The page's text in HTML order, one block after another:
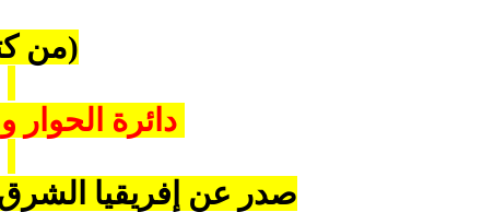
(من
دائرة الحوار
صدر عن إفريقيا الشرق.